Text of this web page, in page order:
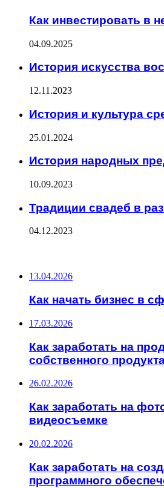
Как инвестировать в
04.09.2025
История искусства
12.11.2023
История и культура
25.01.2024
История народных
10.09.2023
Традиции свадеб в
04.12.2023
13.04.2026
Как начать бизнес в
17.03.2026
Как заработать на
собственного
26.02.2026
Как заработать на
видеосъемке
20.02.2026
Как заработать на
программного